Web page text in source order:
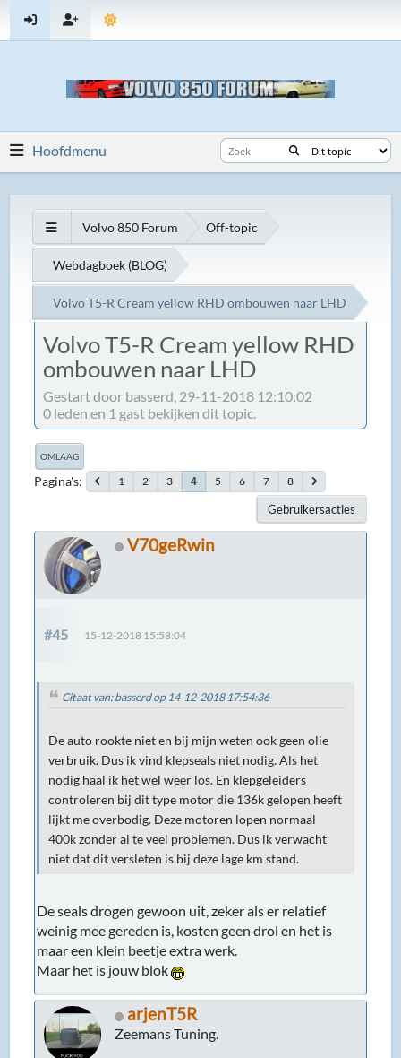
Hoofdmenu
Volvo 850 Forum Off-topic
Webdagboek (BLOG)
Volvo T5-R Cream yellow RHD ombouwen naar LHD
Volvo T5-R Cream yellow RHD
ombouwen naar LHD
Gestart door basserd, 29-11-2018 12:10:02
0 leden en 1 gast bekijken dit topic.
OMLAAG
Pagina's 1 2 3 4 5 6 7 8
Gebruikersacties
V70geRwin
#45 15-12-2018 15:58:04
Citaat van: basserd op 14-12-2018 17:54:36
De auto rookte niet en bij mijn weten ook geen olie
verbruik. Dus ik vind klepseals niet nodig. Als het
nodig haal ik het wel weer los. En klepgeleiders
controleren bij dit type motor die 136k gelopen heeft
lijkt me overbodig. Deze motoren lopen normaal
400k zonder al te veel problemen. Dus ik verwacht
niet dat dit versleten is bij deze lage km stand.
De seals drogen gewoon uit, zeker als er relatief
weinig mee gereden is, kosten geen drol en het is
maar een klein beetje extra werk.
Maar het is jouw blok
arjenT5R
Zeemans Tuning.